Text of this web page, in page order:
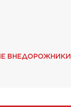
ВНЕДОРОЖНИКИ